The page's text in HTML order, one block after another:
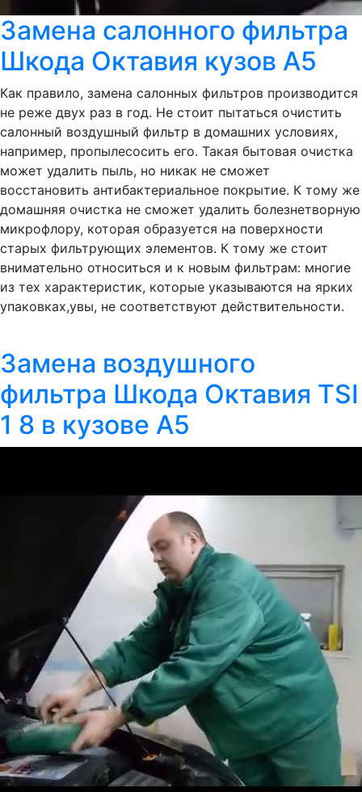
Замена салонного фильтра
Шкода Октавия кузов А5
Как правило, замена салонных фильтров производится
не реже двух раз в год. Не стоит пытаться очистить
салонный воздушный фильтр в домашних условиях,
например, пропылесосить его. Такая бытовая очистка
может удалить пыль, но никак не сможет
восстановить антибактериальное покрытие. К тому же
домашняя очистка не сможет удалить болезнетворную
микрофлору, которая образуется на поверхности
старых фильтрующих элементов. К тому же стоит
внимательно относиться и к новым фильтрам: многие
из тех характеристик, которые указываются на ярких
упаковках,увы, не соответствуют действительности.
Замена воздушного
фильтра Шкода Октавия TSI
1 8 в кузове А5